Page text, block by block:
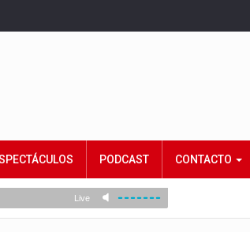
PODCAST CONTACTO